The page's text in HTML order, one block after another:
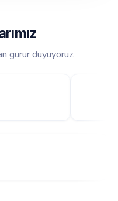
gurur duyuyoruz.